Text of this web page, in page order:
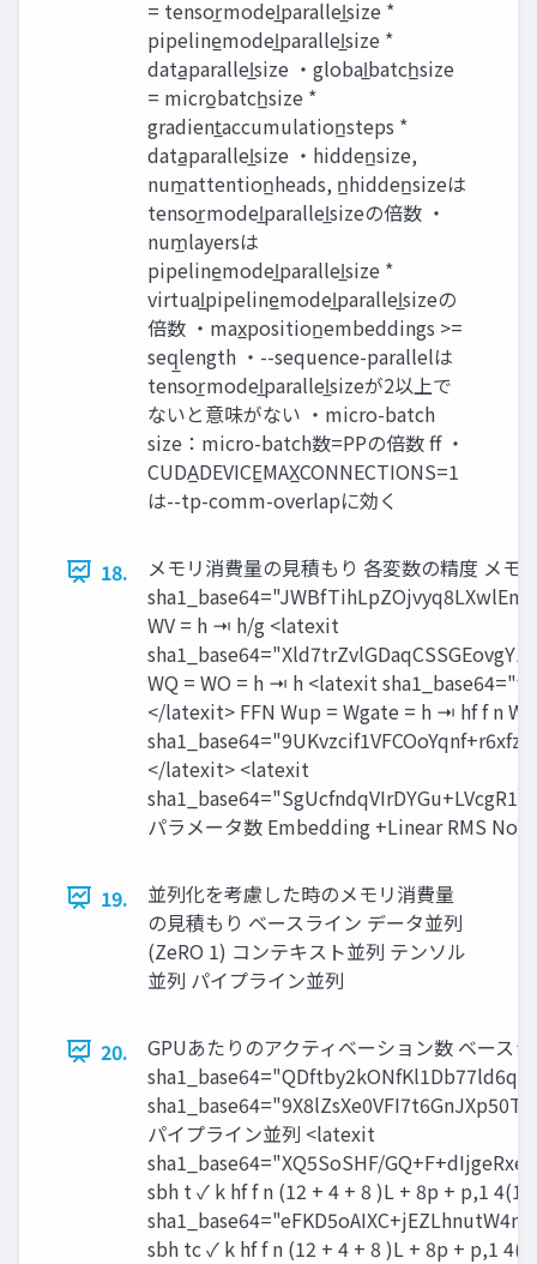
= tensor̲model̲parallel̲size *
pipeline̲model̲parallel̲size *
data̲parallel̲size ・global̲batch̲size
= micro̲batch̲size *
gradient̲accumulation̲steps *
data̲parallel̲size ・hidden̲size,
num̲attention̲heads, n̲hidden̲sizeは
tensor̲model̲parallel̲sizeの倍数 ・
num̲layersは
pipeline̲model̲parallel̲size *
virtual̲pipeline̲model̲parallel̲sizeの
倍数 ・max̲position̲embeddings >=
seq̲length ・--sequence-parallelは
tensor̲model̲parallel̲sizeが2以上で
ないと意味がない ・micro-batch
size：micro-batch数=PPの倍数 ff ・
CUDA̲DEVICE̲MAX̲CONNECTIONS=1
は--tp-comm-overlapに効く
18.
メモリ消費量の見積もり 各変数の精度 メ
WV = h ⇥ h/g <latexit
WQ = WO = h ⇥ h <latexit
</latexit> FFN Wup = Wgate = h ⇥ hf f n
</latexit> <latexit
パラメータ数 Embedding +Linear RMS
19.
並列化を考慮した時のメモリ消費量
の見積もり ベースライン データ並列
(ZeRO 1) コンテキスト並列 テンソル
並列 パイプライン並列
20.
GPUあたりのアクティベーション数 ベー
パイプライン並列 <latexit
sha1_base64="XQ5SoSHF/
sbh t ✓ k hf f n (12 + 4 + 8 )L + 8p + p,1
sbh tc ✓ k hf f n (12 + 4 + 8 )L + 8p + p,1